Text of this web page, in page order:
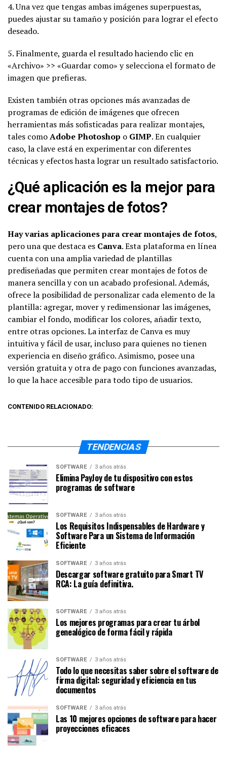
4. Una vez que tengas ambas imágenes superpuestas,
puedes ajustar su tamaño y posición para lograr el efecto
deseado.
5. Finalmente, guarda el resultado haciendo clic en
«Archivo» >> «Guardar como» y selecciona el formato de
imagen que prefieras.
Existen también otras opciones más avanzadas de
programas de edición de imágenes que ofrecen
herramientas más sofisticadas para realizar montajes,
tales comoAdobe Photoshop o GIMP. En cualquier
caso, la clave está en experimentar con diferentes
técnicas y efectos hasta lograr un resultado satisfactorio.
¿Qué aplicación es la mejor para
crear montajes de fotos?
Hay varias aplicaciones para crear montajes de fotos,
pero una que destaca es Canva. Esta plataforma en línea
cuenta con una amplia variedad de plantillas
prediseñadas que permiten crear montajes de fotos de
manera sencilla y con un acabado profesional. Además,
ofrece la posibilidad de personalizar cada elemento de la
plantilla: agregar, mover y redimensionar las imágenes,
cambiar el fondo, modificar los colores, añadir texto,
entre otras opciones. La interfaz de Canva es muy
intuitiva y fácil de usar, incluso para quienes no tienen
experiencia en diseño gráfico. Asimismo, posee una
versión gratuita y otra de pago con funciones avanzadas,
lo que la hace accesible para todo tipo de usuarios.
CONTENIDO RELACIONADO:
TENDENCIAS
SOFTWARE 3 años atrás
Elimina PayJoy de tu dispositivo con estos
programas de software
SOFTWARE 3 años atrás
Los Requisitos Indispensables de Hardware y
Software Para un Sistema de Información
Eficiente
SOFTWARE 3 años atrás
Descargar software gratuito para Smart TV
RCA: La guía definitiva.
SOFTWARE 3 años atrás
Los mejores programas para crear tu árbol
genealógico de forma fácil y rápida
SOFTWARE 3 años atrás
Todo lo que necesitas saber sobre el software de
firma digital: seguridad y eficiencia en tus
documentos
SOFTWARE 3 años atrás
Las 10 mejores opciones de software para hacer
proyecciones eficaces